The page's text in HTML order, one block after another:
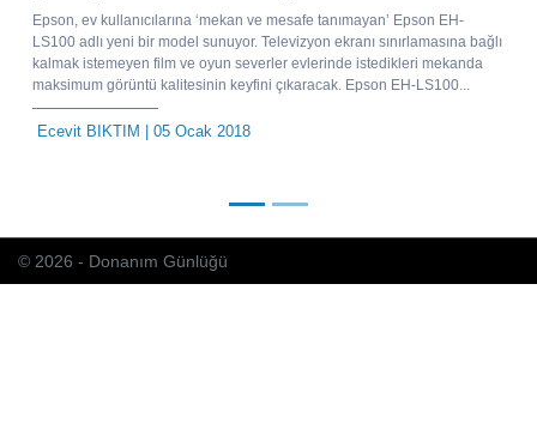
Epson, ev kullanıcılarına ‘mekan ve mesafe tanımayan’ Epson EH-
LS100 adlı yeni bir model sunuyor. Televizyon ekranı sınırlamasına bağlı
kalmak istemeyen film ve oyun severler evlerinde istedikleri mekanda
maksimum görüntü kalitesinin keyfini çıkaracak. Epson EH-LS100...
Ecevit BIKTIM | 05 Ocak 2018
© 2026 - Donanım Günlüğü